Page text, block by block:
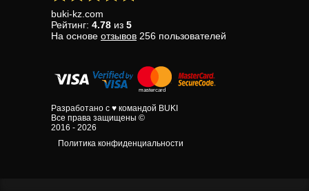
buki-kz.com
Рейтинг: 4.78 из 5
На основе отзывов 256 пользователей
Разработано с ♥ командой BUKI
Все права защищены ©
2016 - 2026
Политика конфиденциальности